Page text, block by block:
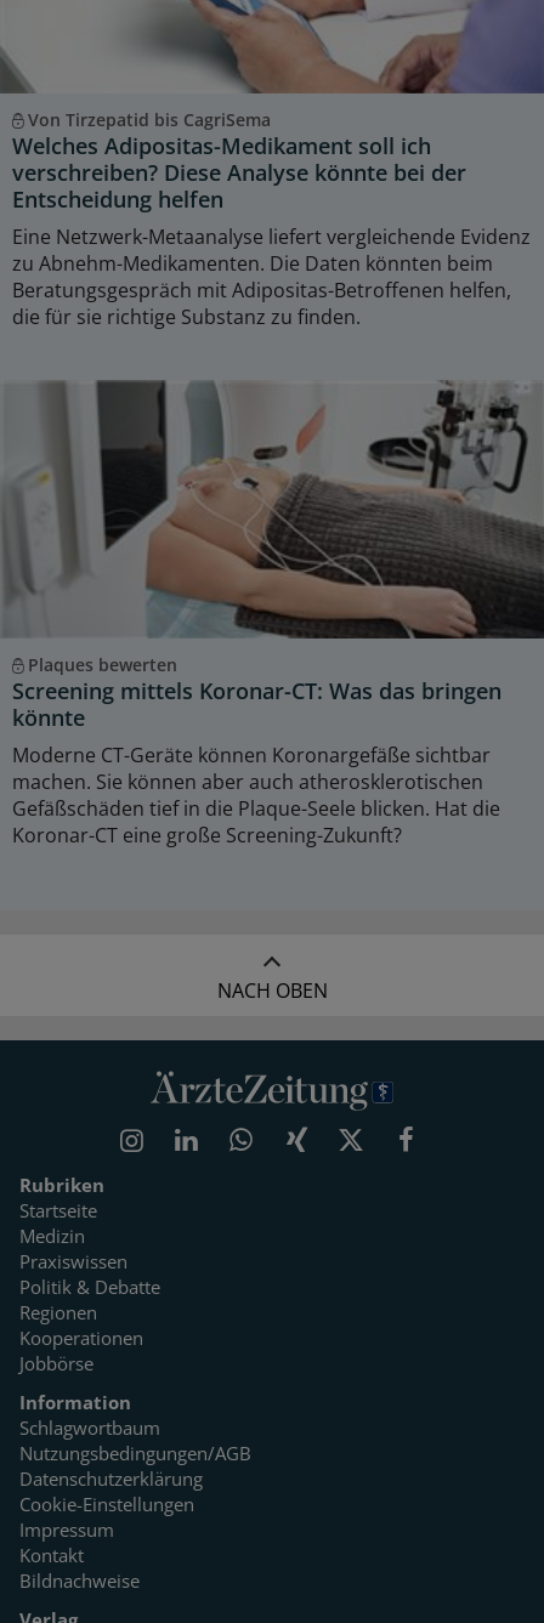
Von Tirzepatid bis CagriSema
Welches Adipositas-Medikament soll ich
verschreiben? Diese Analyse könnte bei der
Entscheidung helfen
Eine Netzwerk-Metaanalyse liefert vergleichende Evidenz
zu Abnehm-Medikamenten. Die Daten könnten beim
Beratungsgespräch mit Adipositas-Betroffenen helfen,
die für sie richtige Substanz zu finden.
Plaques bewerten
Screening mittels Koronar-CT: Was das bringen
könnte
Moderne CT-Geräte können Koronargefäße sichtbar
machen. Sie können aber auch atherosklerotischen
Gefäßschäden tief in die Plaque-Seele blicken. Hat die
Koronar-CT eine große Screening-Zukunft?
NACH OBEN
Rubriken
Startseite
Medizin
Praxiswissen
Politik & Debatte
Regionen
Kooperationen
Jobbörse
Information
Schlagwortbaum
Nutzungsbedingungen/AGB
Datenschutzerklärung
Cookie-Einstellungen
Impressum
Kontakt
Bildnachweise